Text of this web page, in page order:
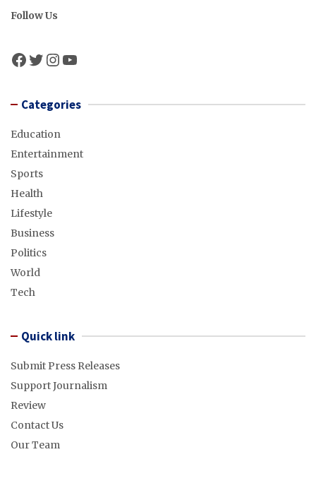
Follow Us
Facebook
Twitter
Instagram
YouTube
Categories
Education
Entertainment
Sports
Health
Lifestyle
Business
Politics
World
Tech
Quick link
Submit Press Releases
Support Journalism
Review
Contact Us
Our Team